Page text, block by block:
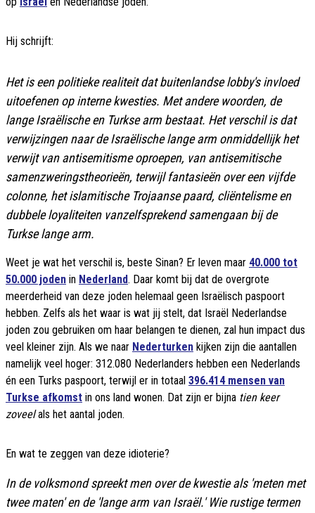
Hij schrijft:
Het is een politieke realiteit dat buitenlandse lobby's invloed
uitoefenen op interne kwesties. Met andere woorden, de
lange Israëlische en Turkse arm bestaat. Het verschil is dat
verwijzingen naar de Israëlische lange arm onmiddellijk het
verwijt van antisemitisme oproepen, van antisemitische
samenzweringstheorieën, terwijl fantasieën over een vijfde
colonne, het islamitische Trojaanse paard, cliëntelisme en
dubbele loyaliteiten vanzelfsprekend samengaan bij de
Turkse lange arm.
Weet je wat het verschil is, beste Sinan? Er leven maar 40.000 tot
50.000 joden in Nederland. Daar komt bij dat de overgrote
meerderheid van deze joden helemaal geen Israëlisch paspoort
hebben. Zelfs als het waar is wat jij stelt, dat Israël Nederlandse
joden zou gebruiken om haar belangen te dienen, zal hun impact dus
veel kleiner zijn. Als we naar Nederturken kijken zijn die aantallen
namelijk veel hoger: 312.080 Nederlanders hebben een Nederlands
én een Turks paspoort, terwijl er in totaal 396.414 mensen van
Turkse afkomst in ons land wonen. Dat zijn er bijna tien keer
zoveelals het aantal joden.
En wat te zeggen van deze idioterie?
In de volksmond spreekt men over de kwestie als 'meten met
twee maten' en de 'lange arm van Israël.' Wie rustige termen